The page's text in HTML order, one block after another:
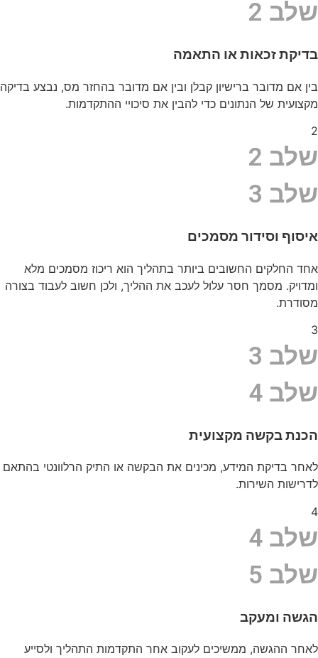
שלב 2
בדיקת זכאות או התאמה
בין אם מדובר ברישיון קבלן ובין אם מדובר בהחזר מס, נבצע בדיקה
מקצועית של הנתונים כדי להבין את סיכויי ההתקדמות.
2
שלב 2
שלב 3
איסוף וסידור מסמכים
אחד החלקים החשובים ביותר בתהליך הוא ריכוז מסמכים מלא
ומדויק. מסמך חסר עלול לעכב את ההליך, ולכן חשוב לעבוד בצורה
מסודרת.
3
שלב 3
שלב 4
הכנת בקשה מקצועית
לאחר בדיקת המידע, מכינים את הבקשה או התיק הרלוונטי בהתאם
לדרישות השירות.
4
שלב 4
שלב 5
הגשה ומעקב
לאחר ההגשה, ממשיכים לעקוב אחר התקדמות התהליך ולסייע